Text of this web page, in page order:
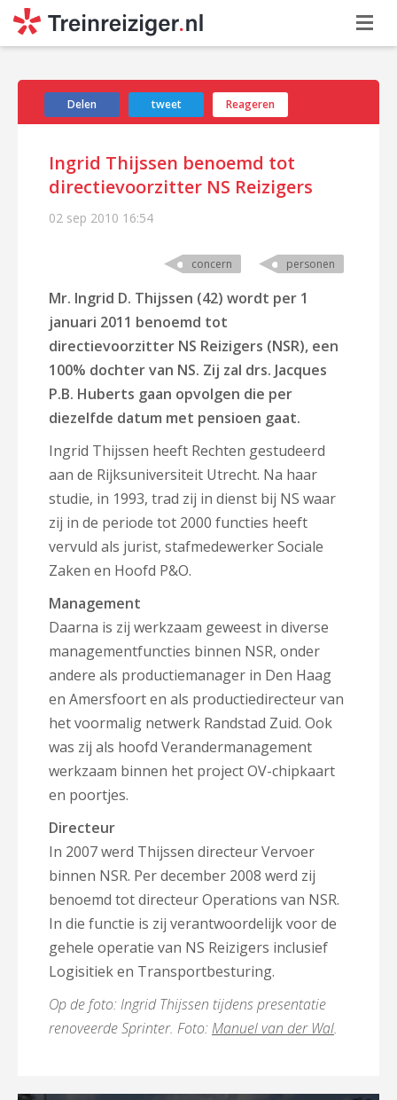
Delen tweet Reageren
Ingrid Thijssen benoemd tot
directievoorzitter NS Reizigers
02 sep 2010 16:54
concern personen
Mr. Ingrid D. Thijssen (42) wordt per 1
januari 2011 benoemd tot
directievoorzitter NS Reizigers (NSR), een
100% dochter van NS. Zij zal drs. Jacques
P.B. Huberts gaan opvolgen die per
diezelfde datum met pensioen gaat.
Ingrid Thijssen heeft Rechten gestudeerd
aan de Rijksuniversiteit Utrecht. Na haar
studie, in 1993, trad zij in dienst bij NS waar
zij in de periode tot 2000 functies heeft
vervuld als jurist, stafmedewerker Sociale
Zaken en Hoofd P&O.
Management
Daarna is zij werkzaam geweest in diverse
managementfuncties binnen NSR, onder
andere als productiemanager in Den Haag
en Amersfoort en als productiedirecteur van
het voormalig netwerk Randstad Zuid. Ook
was zij als hoofd Verandermanagement
werkzaam binnen het project OV-chipkaart
en poortjes.
Directeur
In 2007 werd Thijssen directeur Vervoer
binnen NSR. Per december 2008 werd zij
benoemd tot directeur Operations van NSR.
In die functie is zij verantwoordelijk voor de
gehele operatie van NS Reizigers inclusief
Logisitiek en Transportbesturing.
Op de foto: Ingrid Thijssen tijdens presentatie
renoveerde Sprinter. Foto: Manuel van der Wal.